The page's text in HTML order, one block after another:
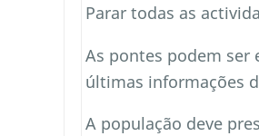
Parar todas as
As pontes podem ser
últimas informações
A população deve